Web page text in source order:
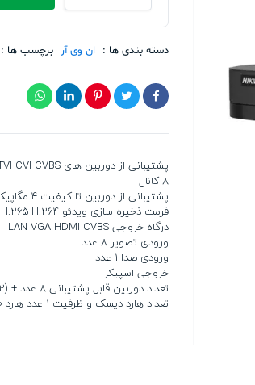
وی
آر
ویژن
7204HQHI-
M1/E
دسته بندی ها : ان وی آر برچسب ها
پشتیبانی از دوربین های IP AHD HDTVI CVI CVBS
8 کانال
پشتیبانی از دوربین تا کیفیت 4 مگاپیکسل
فرمت ذخیره سازی ویدئو H.264+ H.265+ H.265 H.264
درگاه خروجی LAN VGA HDMI CVBS
ورودی تصویر 8 عدد
ورودی صدا 1 عدد
خروجی اسپیکر
تعداد دوربین قابل پشتیبانی 8 عدد + (2 عدد IP)
تعداد هارد دیسک و ظرفیت 1 عدد هارد 10 ترابایت